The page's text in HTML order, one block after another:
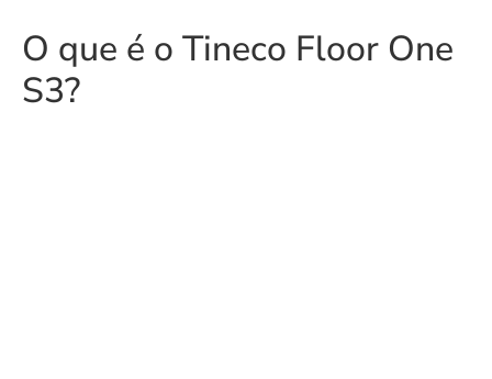
O que é o Tineco Floor One
S3?